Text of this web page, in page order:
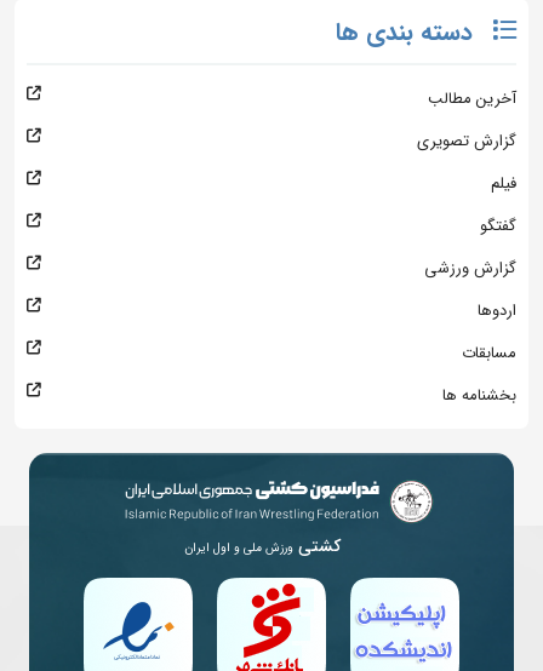
دسته بندی ها
آخرین مطالب
گزارش تصویری
فیلم
گفتگو
گزارش ورزشی
اردوها
مسابقات
بخشنامه ها
کشتی ورزش ملی و اول ایران